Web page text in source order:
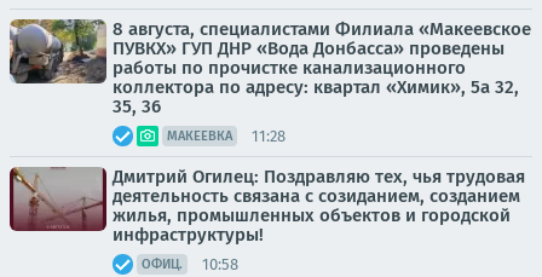
8 августа, специалистами Филиала «Макеевское
ПУВКХ» ГУП ДНР «Вода Донбасса» проведены
работы по прочистке канализационного
коллектора по адресу: квартал «Химик», 5а 32,
35, 36
МАКЕЕВКА 11:28
Дмитрий Огилец: Поздравляю тех, чья трудовая
деятельность связана с созиданием, созданием
жилья, промышленных объектов и городской
инфраструктуры!
ОФИЦ. 10:58